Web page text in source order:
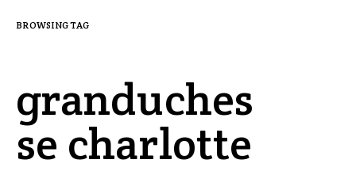
BROWSING TAG
granduches
se charlotte